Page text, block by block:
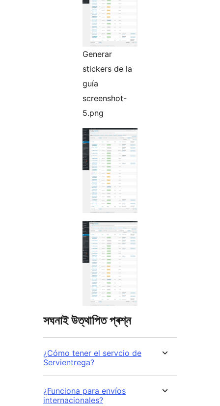
Generar
stickers de la
guía
screenshot-
5.png
সঘনাই উত্থাপিত প্ৰশ্ন
¿Cómo tener el servcio de
Servientrega?
¿Funciona para envíos
internacionales?